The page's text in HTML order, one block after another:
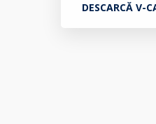
DESCARCĂ V-